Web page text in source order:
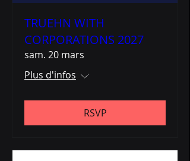
TRUEHN WITH
CORPORATIONS 2027
sam. 20 mars
Plus d'infos
RSVP